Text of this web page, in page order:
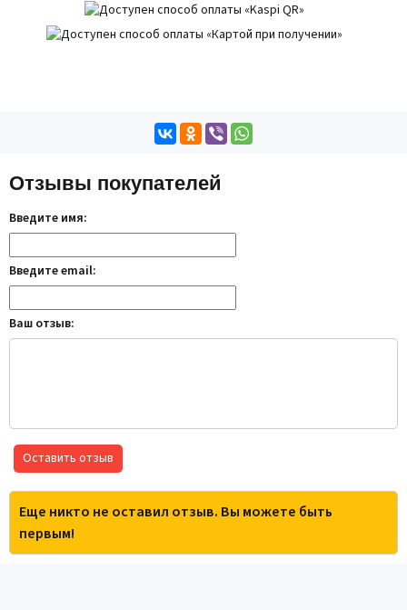
Отзывы покупателей
Введите имя:
Введите email:
Ваш отзыв:
Оставить отзыв
Еще никто не оставил отзыв. Вы можете быть
первым!